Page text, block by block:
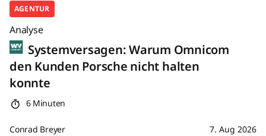
AGENTUR
Analyse
Systemversagen: Warum Omnicom
den Kunden Porsche nicht halten
konnte
6 Minuten
Conrad Breyer 7. Aug 2026